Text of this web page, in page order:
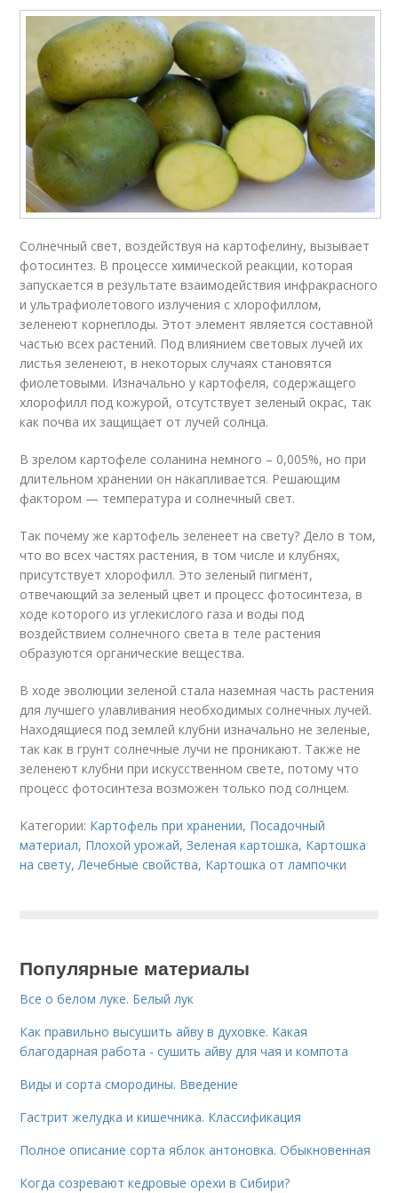
Солнечный свет, воздействуя на картофелину, вызывает
фотосинтез. В процессе химической реакции, которая
запускается в результате взаимодействия инфракрасного
и ультрафиолетового излучения с хлорофиллом,
зеленеют корнеплоды. Этот элемент является составной
частью всех растений. Под влиянием световых лучей их
листья зеленеют, в некоторых случаях становятся
фиолетовыми. Изначально у картофеля, содержащего
хлорофилл под кожурой, отсутствует зеленый окрас, так
как почва их защищает от лучей солнца.
В зрелом картофеле соланина немного – 0,005%, но при
длительном хранении он накапливается. Решающим
фактором — температура и солнечный свет.
Так почему же картофель зеленеет на свету? Дело в том,
что во всех частях растения, в том числе и клубнях,
присутствует хлорофилл. Это зеленый пигмент,
отвечающий за зеленый цвет и процесс фотосинтеза, в
ходе которого из углекислого газа и воды под
воздействием солнечного света в теле растения
образуются органические вещества.
В ходе эволюции зеленой стала наземная часть растения
для лучшего улавливания необходимых солнечных лучей.
Находящиеся под землей клубни изначально не зеленые,
так как в грунт солнечные лучи не проникают. Также не
зеленеют клубни при искусственном свете, потому что
процесс фотосинтеза возможен только под солнцем.
Категории: Картофель при хранении, Посадочный
материал, Плохой урожай,Зеленая картошка, Картошка
на свету,Лечебные свойства, Картошка от лампочки
Популярные материалы
Все о белом луке. Белый лук
Как правильно высушить айву в духовке. Какая
благодарная работа - сушить айву для чая и компота
Виды и сорта смородины. Введение
Гастрит желудка и кишечника. Классификация
Полное описание сорта яблок антоновка. Обыкновенная
Когда созревают кедровые орехи в Сибири?